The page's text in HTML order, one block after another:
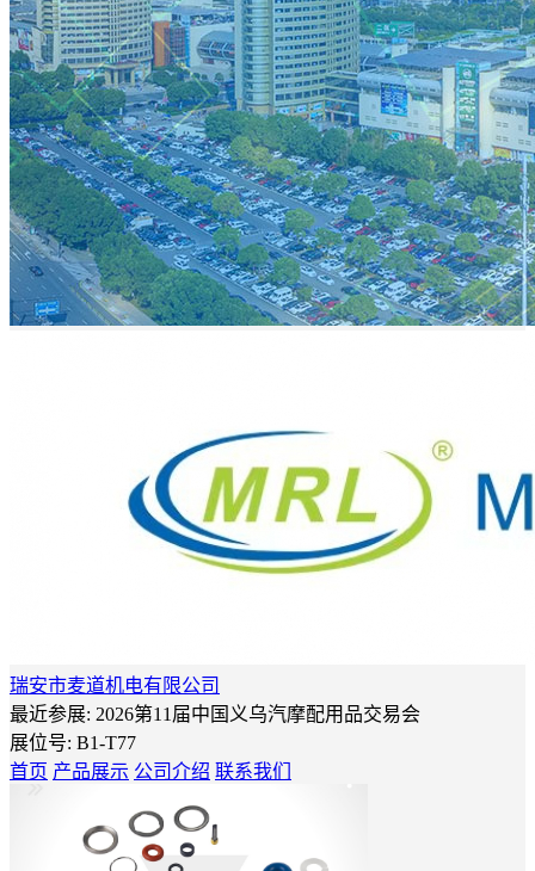
瑞安市麦道机电有限公司
最近参展: 2026第11届中国义乌汽摩配用品交易会
展位号: B1-T77
首页 产品展示 公司介绍 联系我们